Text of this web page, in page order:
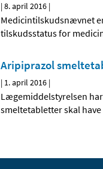
|8. april 2016 |
Medicintilskudsnævnet
tilskudsstatus for
Aripiprazol
| 1. april 2016 |
Lægemiddelstyrelsen
smeltetabletter skal